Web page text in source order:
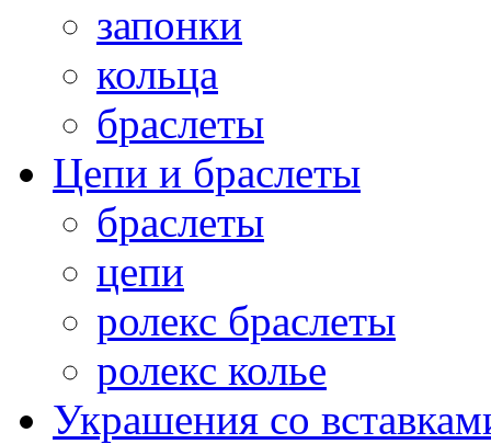
запонки
кольца
браслеты
Цепи и браслеты
браслеты
цепи
ролекс браслеты
ролекс колье
Украшения со